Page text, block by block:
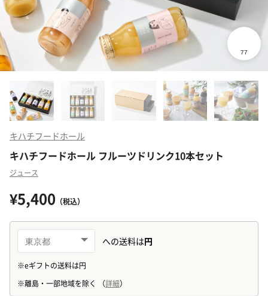
キハチフードホール
キハチフードホール フルーツドリンク10本セット
ジュース
¥5,400 （税込）